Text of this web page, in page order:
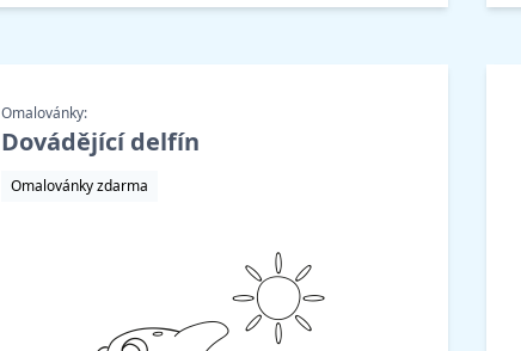
Omalovánky:
Dovádějící delfín
Omalovánky zdarma